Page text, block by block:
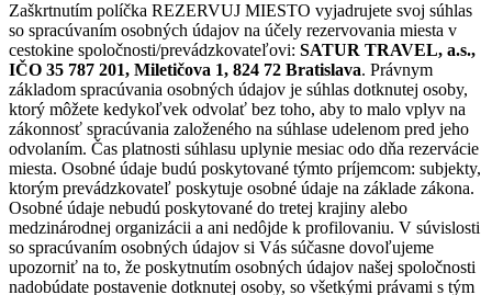
Zaškrtnutím políčka REZERVUJ MIESTO vyjadrujete svoj súhlas
so spracúvaním osobných údajov na účely rezervovania miesta v
cestokine spoločnosti/prevádzkovateľovi: SATUR TRAVEL, a.s.,
IČO 35 787 201, Miletičova 1, 824 72 Bratislava. Právnym
základom spracúvania osobných údajov je súhlas dotknutej osoby,
ktorý môžete kedykoľvek odvolať bez toho, aby to malo vplyv na
zákonnosť spracúvania založeného na súhlase udelenom pred jeho
odvolaním. Čas platnosti súhlasu uplynie mesiac odo dňa rezervácie
miesta. Osobné údaje budú poskytované týmto príjemcom: subjekty,
ktorým prevádzkovateľ poskytuje osobné údaje na základe zákona.
Osobné údaje nebudú poskytované do tretej krajiny alebo
medzinárodnej organizácii a ani nedôjde k profilovaniu. V súvislosti
so spracúvaním osobných údajov si Vás súčasne dovoľujeme
upozorniť na to, že poskytnutím osobných údajov našej spoločnosti
nadobúdate postavenie dotknutej osoby, so všetkými právami s tým